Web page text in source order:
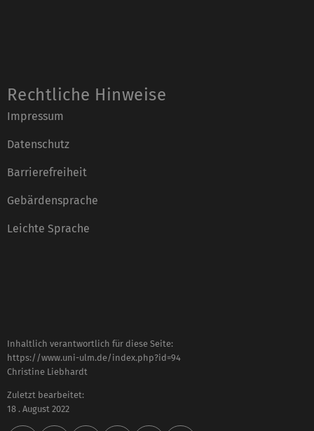
Rechtliche Hinweise
Impressum
Datenschutz
Barrierefreiheit
Gebärdensprache
Leichte Sprache
Inhaltlich verantwortlich für diese Seite:
https://www.uni-ulm.de/index.php?id=94
Christine Liebhardt
Zuletzt bearbeitet:
18 . August 2022